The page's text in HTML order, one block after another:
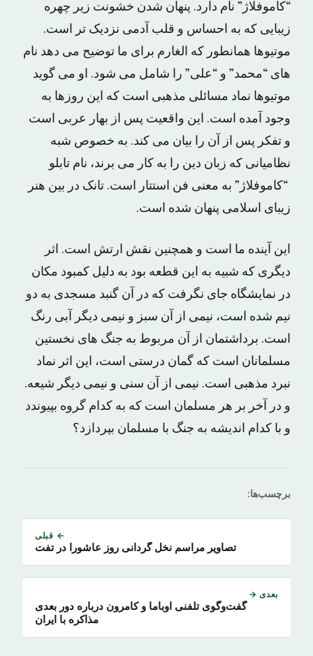
“کاموفلاژ” نام دارد. پنهان شدن خشونت زیر چهره
زیبایی که به احساس و قلب آدمی نزدیک تر است.
موتیوها همانطور که الغارم برای ما توضیح می دهد نام
های “محمد” و “علی” را شامل می شود. او می گوید
موتیوها نماد مسائلی مذهبی است که این روزها به
وجود آمده است. این واقعیت پس از بهار عربی است
و تفکر پس از آن را بیان می کند. به خصوص شبه
نظامیانی که زبان دین را به کار می برند، نام تابلو
“کاموفلاژ” به معنی فن استتار است. تانک در بین هنر
زیبای اسلامی پنهان شده است.
این آینده ما است و همچنین نقش ارتش است. اثر
دیگری که شبیه به این قطعه بود به دلیل کمبود مکان
در نمایشگاه جای نگرفت که در آن گنبد مسجدی به دو
نیم شده است، نیمی از آن سبز و نیمی دیگر آبی رنگ
است. برداشتمان از آن مربوط به جنگ های نخستین
مسلمانان است که گمان درستی است، این اثر نماد
نبرد مذهبی است. نیمی از آن سنی و نیمی دیگر شیعه.
و در آخر بر هر مسلمان است که به کدام گروه بپیوندد
و با کدام اندیشه به جنگ با مسلمان بپردازد؟
برچسب‌ها:
← قبلی
تصاویر مراسم نخل گردانی روز عاشورا در تفت
بعدی →
گفت‌وگوی تلفنی اوباما و کامرون درباره دور بعدی
مذاکره با ایران